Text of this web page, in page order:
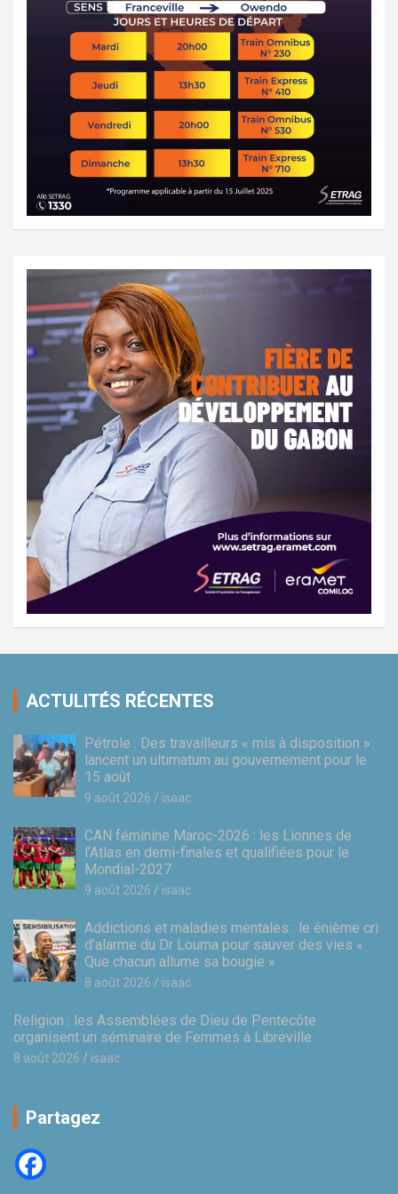
ACTULITÉS RÉCENTES
Pétrole : Des travailleurs « mis à disposition »
lancent un ultimatum au gouvernement pour le
15 août
9 août 2026 isaac
CAN féminine Maroc-2026 : les Lionnes de
l’Atlas en demi-finales et qualifiées pour le
Mondial-2027
9 août 2026 isaac
Addictions et maladies mentales : le énième cri
d’alarme du Dr Louma pour sauver des vies «
Que chacun allume sa bougie »
8 août 2026 isaac
Religion : les Assemblées de Dieu de Pentecôte
organisent un séminaire de Femmes à Libreville
8 août 2026 isaac
Partagez